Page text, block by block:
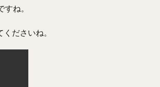
ね。
ださいね。